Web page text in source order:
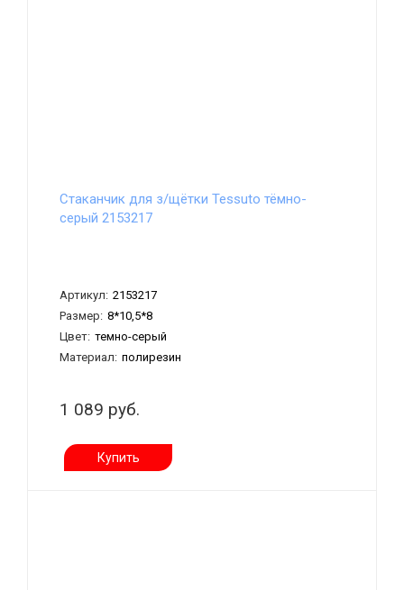
Стаканчик для з/щётки Tessuto тёмно-
серый 2153217
Артикул: 2153217
Размер: 8*10,5*8
Цвет: темно-серый
Материал: полирезин
1 089 руб.
Купить